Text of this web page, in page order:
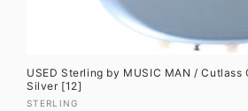
USED Sterling by MUSIC MAN / Cutlass
Silver [12]
販
STERLING